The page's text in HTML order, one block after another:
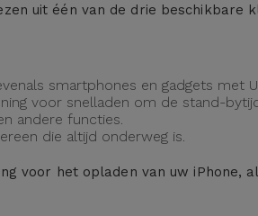
uit één van de drie
smartphones en gadgets met
voor snelladen om de stand-
andere functies.
die altijd onderweg is.
voor het opladen van uw iPhone,